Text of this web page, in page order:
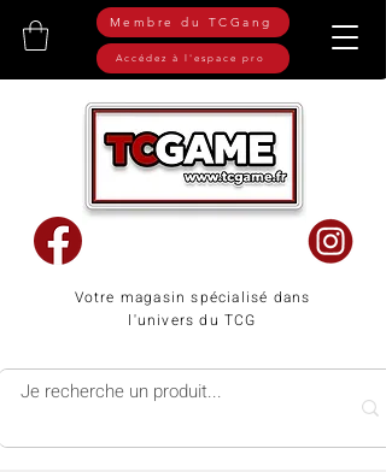
Votre magasin spécialisé dans
l'univers du TCG
Membre du TCGang
Accédez à l'espace pro